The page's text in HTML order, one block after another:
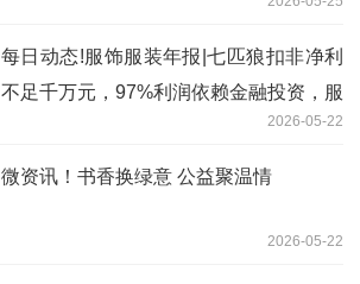
每日动态!服饰服装年报|七匹狼扣非净利
不足千万元，97%利润依赖金融投资，服
2026-05-22
微资讯！书香换绿意 公益聚温情
2026-05-22